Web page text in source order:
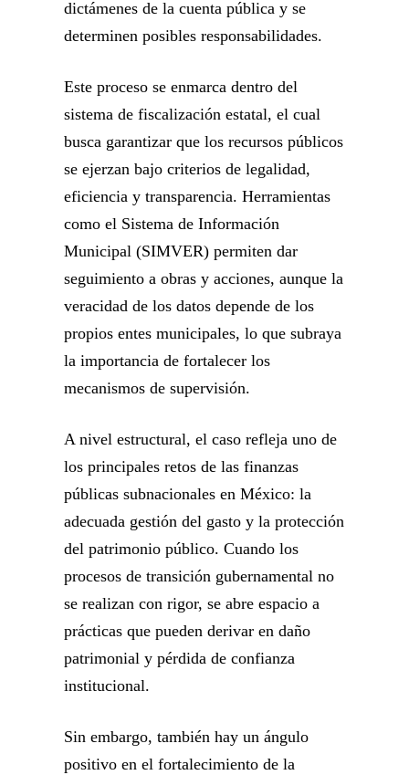
dictámenes de la cuenta pública y se
determinen posibles responsabilidades.
Este proceso se enmarca dentro del
sistema de fiscalización estatal, el cual
busca garantizar que los recursos públicos
se ejerzan bajo criterios de legalidad,
eficiencia y transparencia. Herramientas
como el Sistema de Información
Municipal (SIMVER) permiten dar
seguimiento a obras y acciones, aunque la
veracidad de los datos depende de los
propios entes municipales, lo que subraya
la importancia de fortalecer los
mecanismos de supervisión.
A nivel estructural, el caso refleja uno de
los principales retos de las finanzas
públicas subnacionales en México: la
adecuada gestión del gasto y la protección
del patrimonio público. Cuando los
procesos de transición gubernamental no
se realizan con rigor, se abre espacio a
prácticas que pueden derivar en daño
patrimonial y pérdida de confianza
institucional.
Sin embargo, también hay un ángulo
positivo en el fortalecimiento de la